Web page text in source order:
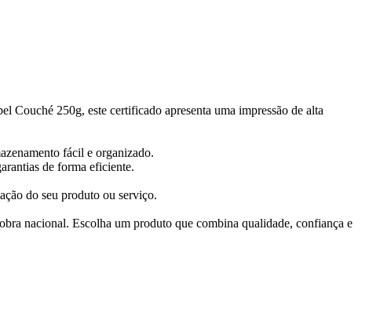
Couché 250g, este certificado apresenta uma impressão de alta
fácil e organizado.
de forma eficiente.
do seu produto ou serviço.
nacional. Escolha um produto que combina qualidade, confiança e